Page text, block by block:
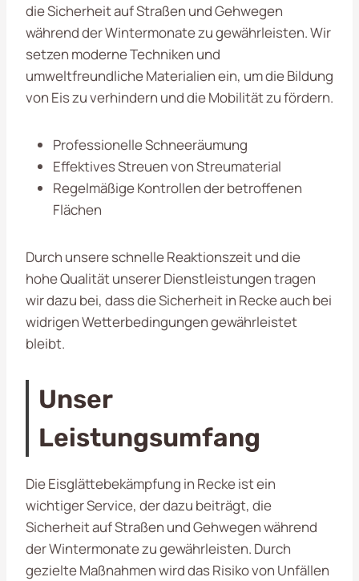
die Sicherheit auf Straßen und Gehwegen
während der Wintermonate zu gewährleisten. Wir
setzen moderne Techniken und
umweltfreundliche Materialien ein, um die Bildung
von Eis zu verhindern und die Mobilität zu fördern.
Professionelle Schneeräumung
Effektives Streuen von Streumaterial
Regelmäßige Kontrollen der betroffenen
Flächen
Durch unsere schnelle Reaktionszeit und die
hohe Qualität unserer Dienstleistungen tragen
wir dazu bei, dass die Sicherheit in Recke auch bei
widrigen Wetterbedingungen gewährleistet
bleibt.
Unser
Leistungsumfang
Die Eisglättebekämpfung in Recke ist ein
wichtiger Service, der dazu beiträgt, die
Sicherheit auf Straßen und Gehwegen während
der Wintermonate zu gewährleisten. Durch
gezielte Maßnahmen wird das Risiko von Unfällen